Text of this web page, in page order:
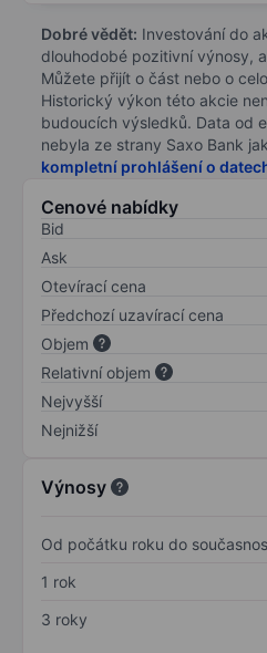
Dobré vědět: Investování do
dlouhodobé pozitivní výnosy,
Můžete přijít o část nebo o
Historický výkon této akcie
budoucích výsledků. Data od
nebyla ze strany Saxo Bank
kompletní prohlášení o
Cenové nabídky
Bid
Ask
Otevírací cena
Předchozí uzavírací cena
Objem
Relativní objem
Nejvyšší
Nejnižší
Výnosy
Od počátku roku do
1 rok
3 roky